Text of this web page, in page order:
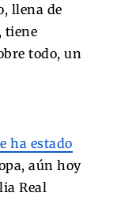
llena de
tiene
todo, un
ha estado
aún hoy
Real